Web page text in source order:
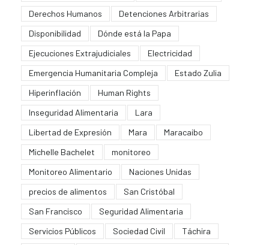
Derechos Humanos
Detenciones Arbitrarias
Disponibilidad
Dónde está la Papa
Ejecuciones Extrajudiciales
Electricidad
Emergencia Humanitaria Compleja
Estado Zulia
Hiperinflación
Human Rights
Inseguridad Alimentaria
Lara
Libertad de Expresión
Mara
Maracaibo
Michelle Bachelet
monitoreo
Monitoreo Alimentario
Naciones Unidas
precios de alimentos
San Cristóbal
San Francisco
Seguridad Alimentaria
Servicios Públicos
Sociedad Civil
Táchira